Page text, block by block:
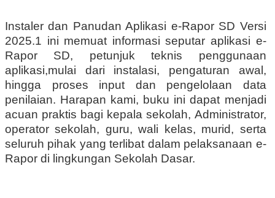
Instaler dan Panudan Aplikasi e-Rapor SD Versi
2025.1 ini memuat informasi seputar aplikasi e-
Rapor SD, petunjuk teknis penggunaan
aplikasi,mulai dari instalasi, pengaturan awal,
hingga proses input dan pengelolaan data
penilaian. Harapan kami, buku ini dapat menjadi
acuan praktis bagi kepala sekolah, Administrator,
operator sekolah, guru, wali kelas, murid, serta
seluruh pihak yang terlibat dalam pelaksanaan e-
Rapor di lingkungan Sekolah Dasar.